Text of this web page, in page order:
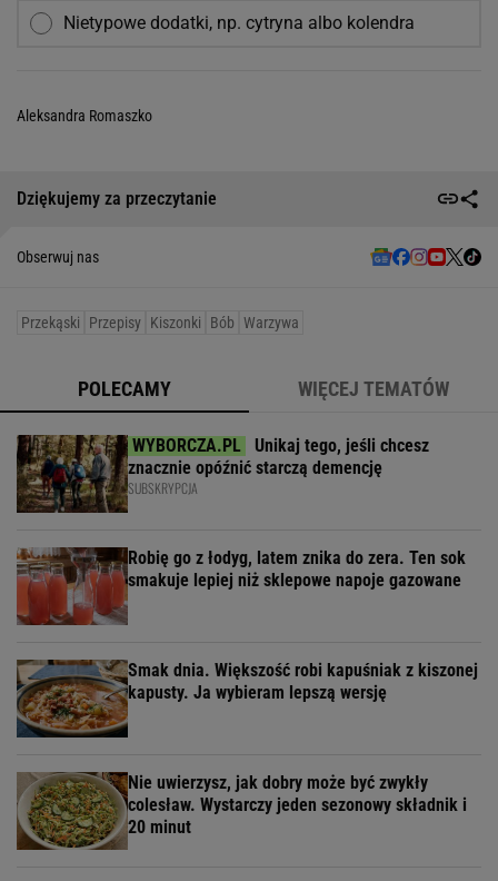
Nietypowe dodatki, np. cytryna albo kolendra
Aleksandra Romaszko
Dziękujemy za przeczytanie
Obserwuj nas
Przekąski Przepisy Kiszonki Bób Warzywa
POLECAMY WIĘCEJ TEMATÓW
Unikaj tego, jeśli chcesz
znacznie opóźnić starczą demencję
SUBSKRYPCJA
Robię go z łodyg, latem znika do zera. Ten sok
smakuje lepiej niż sklepowe napoje gazowane
Smak dnia. Większość robi kapuśniak z kiszonej
kapusty. Ja wybieram lepszą wersję
Nie uwierzysz, jak dobry może być zwykły
colesław. Wystarczy jeden sezonowy składnik i
20 minut